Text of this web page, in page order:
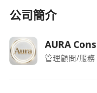
具備基本財務知
HKMA）的理解，
具備良好的細心度
適應快節奏金融環
公司簡介
AURA
管理顧問/服務